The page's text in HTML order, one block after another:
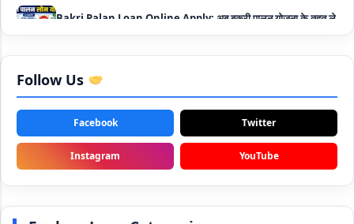
योजना के फॉर्म फिर से हुए शुरू, बिना गारंटी मिलता है 1 लाख से लेकर 10 लाख
Mahila Samriddhi Loan Yojana: महिला समृद्धि योजना के तहत
महिलाओ को मिलता है पुरे 1 लाख का लोन, कम ब्याज के साथ तगड़ी सब्सिडी
NHFDC E-Rickshaw Loan Scheme Apply Online: अब ई-
Follow Us
Facebook Twitter
Instagram YouTube